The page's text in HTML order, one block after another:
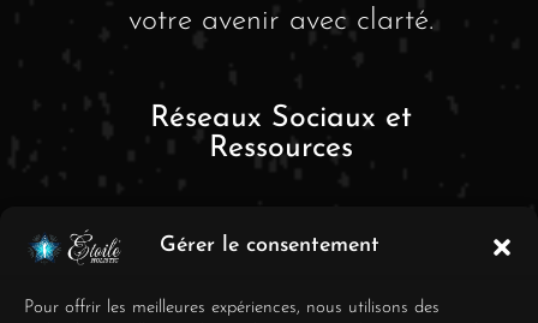
Gérer le consentement
Pour offrir les meilleures expériences, nous utilisons des
votre avenir avec clarté.
Réseaux Sociaux et
Ressources